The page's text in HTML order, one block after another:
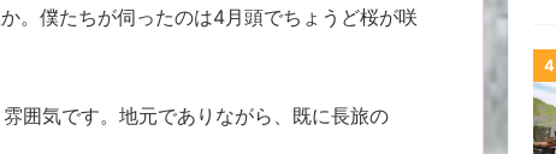
。僕たちが伺ったのは4月頭でちょうど桜が咲
囲気です。地元でありながら、既に長旅の